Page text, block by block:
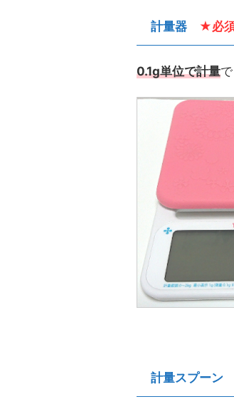
計量器 ★必
0.1g単位で計量
計量スプーン